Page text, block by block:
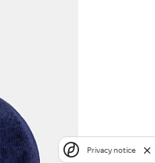
Privacy notice